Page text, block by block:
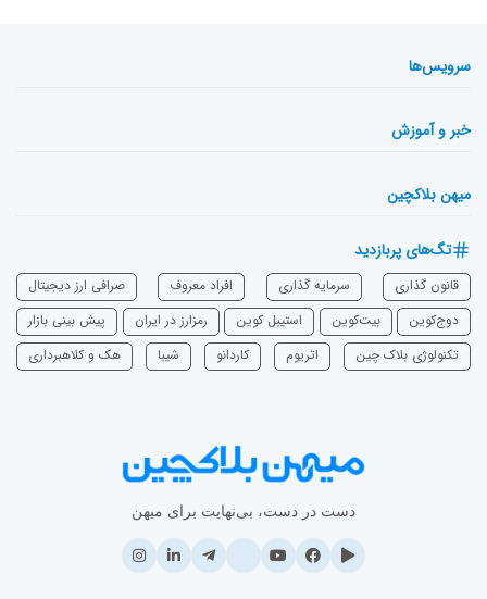
سرویس‌ها
خبر و آموزش
میهن بلاکچین
تگ‌های پربازدید
قانون گذاری سرمایه‌ گذاری افراد معروف
صرافی ارز دیجیتال
دوج‌کوین
بیت‌کوین استیبل کوین رمزارز در ایران
پیش بینی بازار
تکنولوژی بلاک چین
اتریوم ‌کاردانو شیبا هک و کلاهبرداری
دست در دست، بی‌نهایت برای میهن